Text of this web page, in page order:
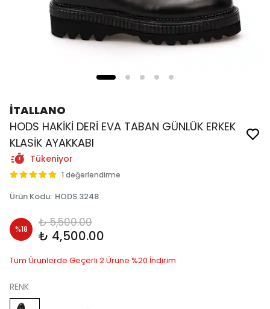
İTALLANO
HODS HAKİKİ DERİ EVA TABAN GÜNLÜK ERKEK
KLASİK AYAKKABI
Tükeniyor
1 değerlendirme
Ürün Kodu: HODS 3248
%18 ₺ 5,500.00
₺ 4,500.00
Tüm Ürünlerde Geçerli 2.Ürüne %20 İndirim
RENK